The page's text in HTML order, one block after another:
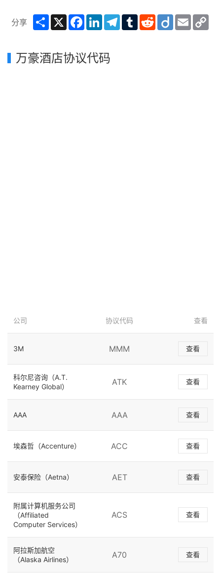
分享 ShareX Facebook
LinkedInTelegram
TumblrRedditDiigo Email
万豪酒店协议代码
公司 协议代码 查看
3M MMM 查看
科尔尼咨询（A.T.
Kearney Global）
ATK 查看
AAA AAA 查看
埃森哲（Accenture） ACC 查看
安泰保险（Aetna） AET 查看
附属计算机服务公司
（Affiliated
Computer Services）
ACS 查看
阿拉斯加航空
（Alaska Airlines）
A70 查看